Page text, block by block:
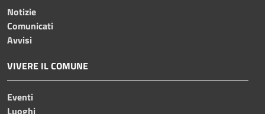
Notizie
Comunicati
Avvisi
VIVERE IL COMUNE
Eventi
Luoghi